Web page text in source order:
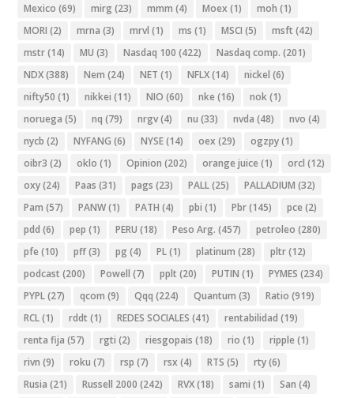
Mexico (69) mirg (23) mmm (4) Moex (1) moh (1)
MORI (2) mrna (3) mrvl (1) ms (1) MSCI (5) msft (42)
mstr(14) MU (3) Nasdaq 100 (422) Nasdaq comp. (201)
NDX(388) Nem (24) NET (1) NFLX(14) nickel (6)
nifty50 (1) nikkei (11) NIO (60) nke (16) nok(1)
noruega (5) nq (79) nrgv(4) nu (33) nvda (48) nvo (4)
nycb (2) NYFANG (6) NYSE(14) oex (29) ogzpy(1)
oibr3 (2) oklo (1) Opinion (202) orange juice (1) orcl (12)
oxy(24) Paas (31) pags (23) PALL(25) PALLADIUM (32)
Pam (57) PANW(1) PATH (4) pbi (1) Pbr(145) pce (2)
pdd (6) pep (1) PERU (18) Peso Arg. (457) petroleo (280)
pfe (10) pff(3) pg (4) PL(1) platinum (28) pltr(12)
podcast (200) Powell (7) pplt (20) PUTIN (1) PYMES (234)
PYPL(27) qcom (9) Qqq (224) Quantum (3) Ratio (919)
RCL(1) rddt (1) REDES SOCIALES (41) rentabilidad (19)
renta fija (57) rgti (2) riesgopais (18) rio (1) ripple (1)
rivn (9) roku (7) rsp (7) rsx (4) RTS (5) rty(6)
Rusia (21) Russell 2000 (242) RVX(18) sami (1) San (4)